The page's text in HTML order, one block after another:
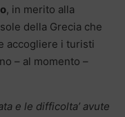
, in merito alla
della Grecia che
accogliere i turisti
– al momento –
e le difficolta’ avute